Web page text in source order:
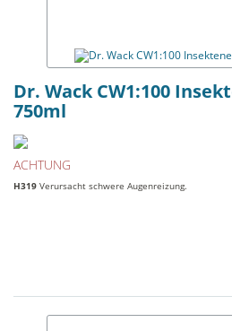
Dr. Wack CW1:100
750ml
ACHTUNG
H319 Verursacht schwere Augenreizung.